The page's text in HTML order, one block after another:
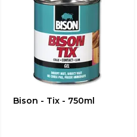
Bison - Tix - 750ml